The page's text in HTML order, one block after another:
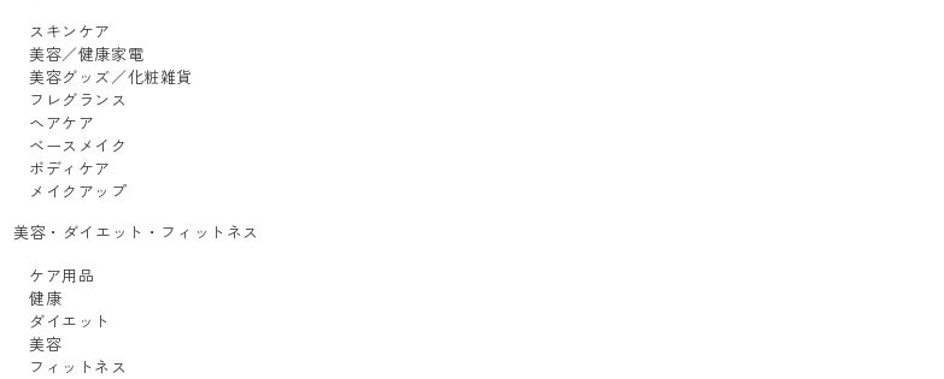
スキンケア
美容／健康家電
美容グッズ／化粧雑貨
フレグランス
ヘアケア
ベースメイク
ボディケア
メイクアップ
美容・ダイエット・フィットネス
ケア用品
健康
ダイエット
美容
フィットネス